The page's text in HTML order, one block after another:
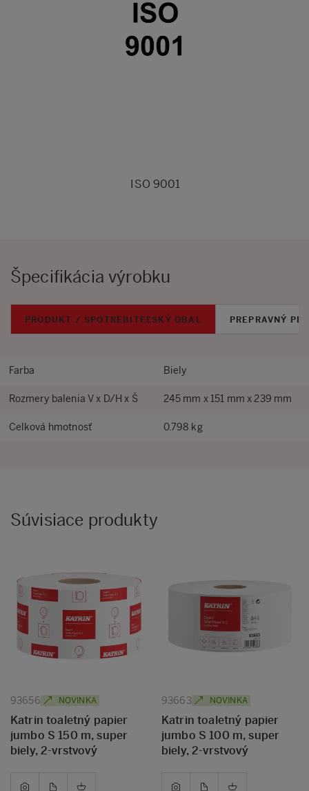
ISO 9001
Špecifikácia výrobku
PRODUKT / SPOTREBITEĽSKÝ OBAL PREPRAVNÝ
Farba Biely
Rozmery balenia V x D/H x Š 245 mm x 151 mm x 239 mm
Celková hmotnosť 0.798 kg
Súvisiace produkty
93656 NOVINKA
Katrin toaletný papier
jumbo S 150 m, super
biely, 2-vrstvový
93663 NOVINKA
Katrin toaletný papier
jumbo S 100 m, super
biely, 2-vrstvový